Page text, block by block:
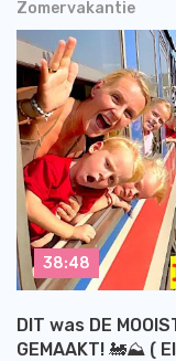
Zomervakantie
DIT was DE
GEMAAKT! 🚂⛰️ (
38:48